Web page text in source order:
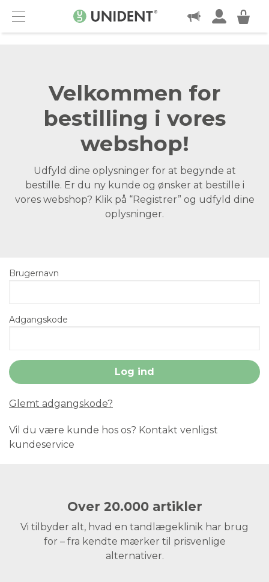
Menu
KONTAKT
Velkommen for
bestilling i vores
webshop!
Udfyld dine oplysninger for at begynde at
bestille. Er du ny kunde og ønsker at bestille i
vores webshop? Klik på “Registrer” og udfyld dine
oplysninger.
Brugernavn
Adgangskode
Glemt adgangskode?
Vil du være kunde hos os? Kontakt venligst
kundeservice
Over 20.000 artikler
Vi tilbyder alt, hvad en tandlægeklinik har brug
for – fra kendte mærker til prisvenlige
alternativer.